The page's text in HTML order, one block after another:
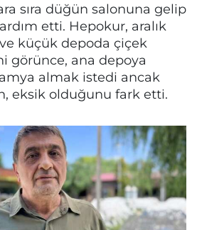
sıra düğün salonuna gelip
etti. Hepokur, aralık
küçük depoda çiçek
görünce, ana depoya
almak istedi ancak
eksik olduğunu fark etti.